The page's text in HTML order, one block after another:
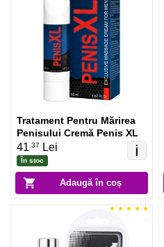
Adaugă în coș
ℹ️
Tratament Pentru Mărirea
Penisului Cremă Penis XL
41 .37 Lei
În stoc